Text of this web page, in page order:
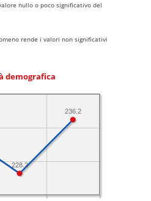
nullo o poco significativo del
rende i valori non significativi
demografica
236.2
228.2